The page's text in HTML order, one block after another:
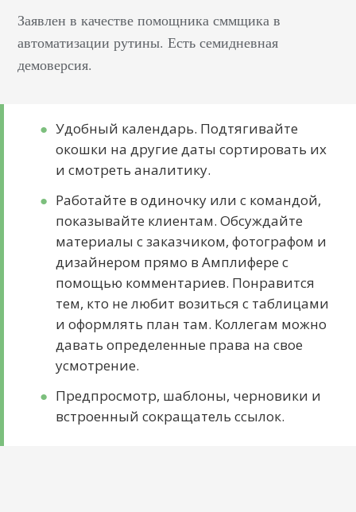
Заявлен в качестве помощника сммщика в
автоматизации рутины. Есть семидневная
демоверсия.
Удобный календарь. Подтягивайте
окошки на другие даты сортировать их
и смотреть аналитику.
Работайте в одиночку или с командой,
показывайте клиентам. Обсуждайте
материалы с заказчиком, фотографом и
дизайнером прямо в Амплифере с
помощью комментариев. Понравится
тем, кто не любит возиться с таблицами
и оформлять план там. Коллегам можно
давать определенные права на свое
усмотрение.
Предпросмотр, шаблоны, черновики и
встроенный сокращатель ссылок.